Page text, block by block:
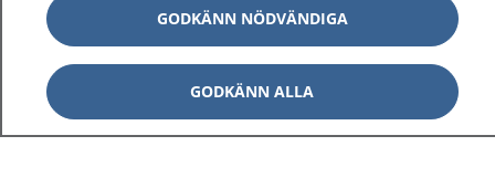
GODKÄNN NÖDVÄNDIGA
GODKÄNN ALLA